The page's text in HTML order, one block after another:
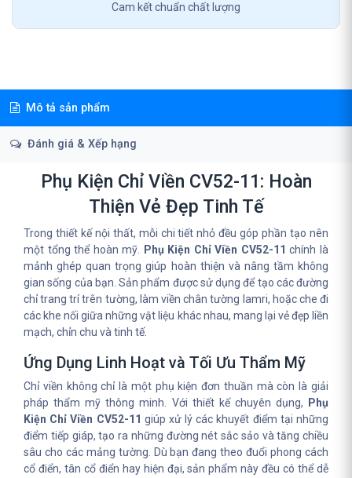
Cam kết chuẩn chất lượng
Mô tả sản phẩm
Đánh giá & Xếp hạng
Phụ Kiện Chỉ Viền CV52-11: Hoàn
Thiện Vẻ Đẹp Tinh Tế
Trong thiết kế nội thất, mỗi chi tiết nhỏ đều góp phần tạo nên
một tổng thể hoàn mỹ.
Phụ Kiện Chỉ Viền CV52-11 chính là
mảnh ghép quan trọng giúp hoàn thiện và nâng tầm không
gian sống của bạn. Sản phẩm được sử dụng để tạo các đường
chỉ trang trí trên tường, làm viền chân tường lamri, hoặc che đi
các khe nối giữa những vật liệu khác nhau, mang lại vẻ đẹp liền
mạch, chỉn chu và tinh tế.
Ứng Dụng Linh Hoạt và Tối Ưu Thẩm Mỹ
Chỉ viền không chỉ là một phụ kiện đơn thuần mà còn là giải
pháp thẩm mỹ thông minh. Với thiết kế chuyên dụng,
Phụ
Kiện Chỉ Viền CV52-11 giúp xử lý các khuyết điểm tại những
điểm tiếp giáp, tạo ra những đường nét sắc sảo và tăng chiều
sâu cho các mảng tường. Dù bạn đang theo đuổi phong cách
cổ điển, tân cổ điển hay hiện đại, sản phẩm này đều có thể dễ